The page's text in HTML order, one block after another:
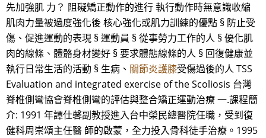
先加強肌 力？ 阻礙矯正動作的進行 執行動作時無意識收縮
肌肉力量被過度強化後 核心強化或肌力訓練的優點 § 防止受
傷、促進運動的表現 § 運動員 § 從事勞力工作的人 § 優化肌
肉的線條、體骼身材變好 § 要求體態線條的人 § 回復健康並
執行日常生活的活動 § 生病、 關節炎護膝受傷過後的人 TSS
Evaluation and integrated exercise of the Scoliosis 台灣
脊椎側彎協會脊椎側彎的評估與整合矯正運動治療 一.課程簡
介: 1991 年譚仕馨副教授進入台中榮民總醫院任職，受到復
健科周崇頌主任醫 師的啟蒙，全力投入骨科徒手治療。1995